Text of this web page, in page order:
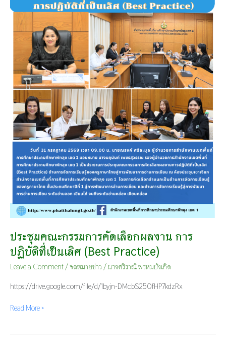
ประชุมคณะกรรมการคัดเลือกผลงาน การ
ปฏิบัติที่เป็นเลิศ (Best Practice)
Leave a Comment /จดหมายข่าว /นางศริราณี พรหมบังเกิด
https://drive.google.com/file/d/1byjn-DMcbS250fHP7kdzRx
การ
เป็น
(Best
Practice)
Read More »